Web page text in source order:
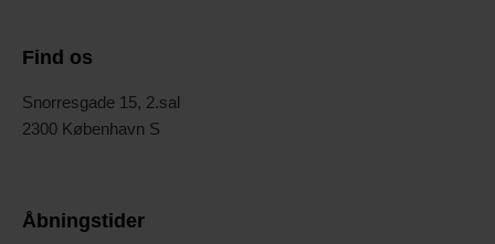
Find os
Snorresgade 15, 2.sal
2300 København S
Åbningstider